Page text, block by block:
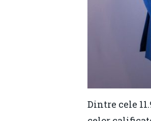
Dintre cele